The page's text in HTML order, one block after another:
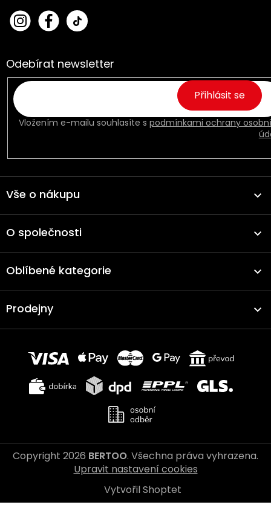
bert
oo_
Fac
ebo
Odebírat newsletter
Vložením e-mailu souhlasíte s podmínkami ochrany
Přihlásit se
Vše o nákupu
O společnosti
Oblíbené kategorie
Prodejny
Vytvořil Shoptet
Copyright 2026 BERTOO. Všechna práva vyhrazena.
Upravit nastavení cookies